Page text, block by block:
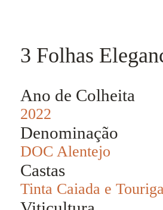
3 Folhas
Ano de Colheita
2022
Denominação
DOC Alentejo
Castas
Tinta Caiada e